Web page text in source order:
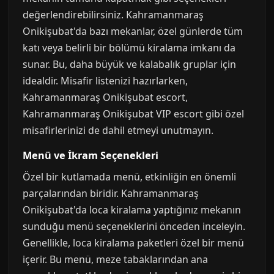
değerlendirebilirsiniz. Kahramanmaraş
Onikişubat'da bazı mekanlar, özel günlerde tüm
katı veya belirli bir bölümü kiralama imkanı da
sunar. Bu, daha büyük ve kalabalık gruplar için
idealdir. Misafir listenizi hazırlarken,
Kahramanmaraş Onikişubat escort,
Kahramanmaraş Onikişubat VIP escort gibi özel
misafirlerinizi de dahil etmeyi unutmayın.
Menü ve İkram Seçenekleri
Özel bir kutlamada menü, etkinliğin en önemli
parçalarından biridir. Kahramanmaraş
Onikişubat'da loca kiralama yaptığınız mekanın
sunduğu menü seçeneklerini önceden inceleyin.
Genellikle, loca kiralama paketleri özel bir menü
içerir. Bu menü, meze tabaklarından ana